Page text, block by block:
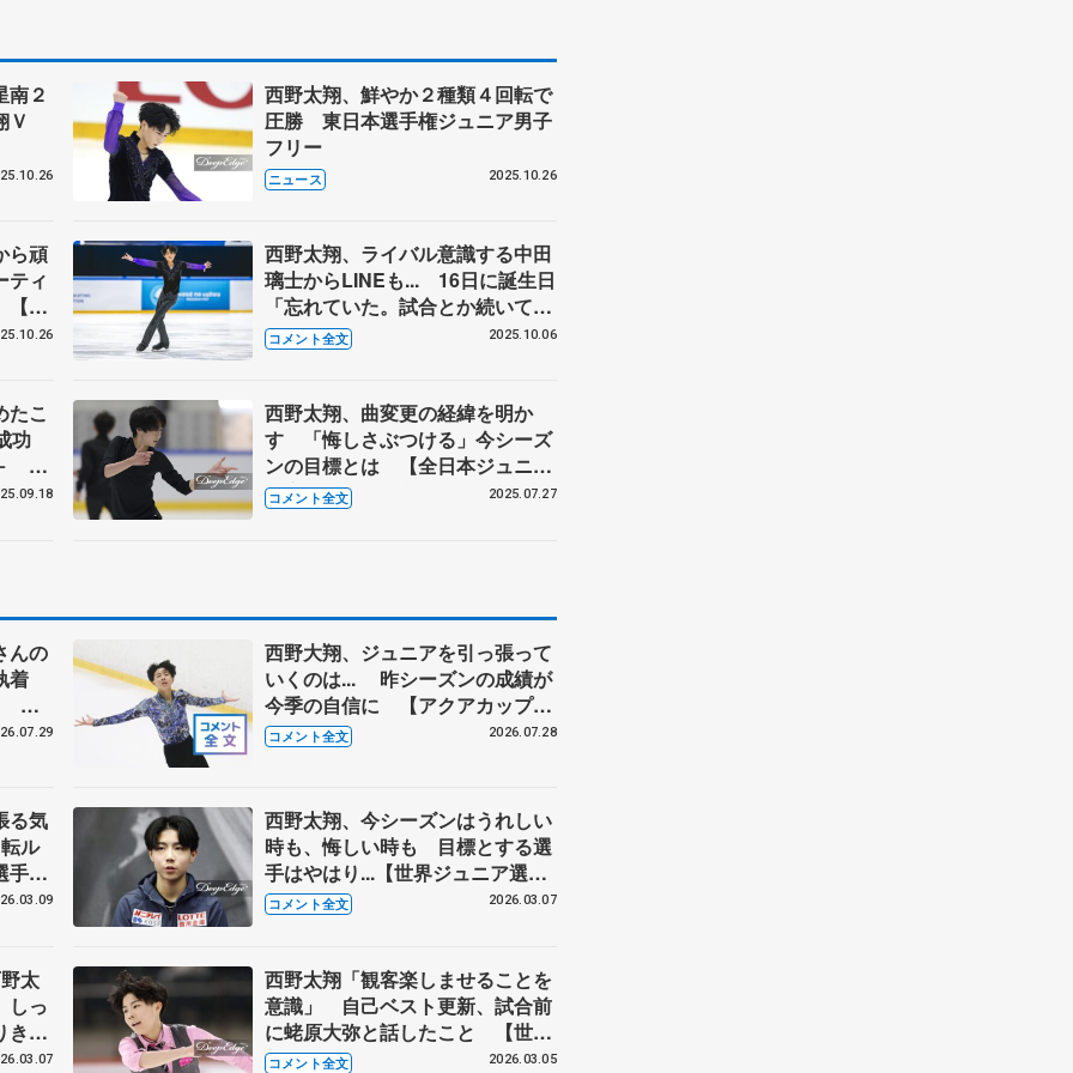
南２
Ｖ
西野太翔、鮮やか２種類４回転で
圧勝 東日本選手権ジュニア男子
フリー
ニュース 2025.10.26
ら頑
ティ
【東
リ
西野太翔、ライバル意識する中田
璃士からLINEも... 16日に誕生日
「忘れていた。試合とか続いてい
て」 【ジュニアGP第6戦ポーラ
ンド大会帰国】
コメント全文 2025.10.06
たこ
功
大会
西野太翔、曲変更の経緯を明か
す 「悔しさぶつける」今シーズ
ンの目標とは 【全日本ジュニア
合宿コメント全文】
コメント全文 2025.07.27
んの
着
フリ
西野大翔、ジュニアを引っ張って
いくのは... 昨シーズンの成績が
今季の自信に 【アクアカップジ
ュニア男子SP】
コメント全文 2026.07.28
る気
ル
手
西野太翔、今シーズンはうれしい
時も、悔しい時も 目標とする選
手はやはり...【世界ジュニア選手
権男子一夜明け】
コメント全文 2026.03.07
太
しっ
きれ
子フ
西野太翔「観客楽しませることを
意識」 自己ベスト更新、試合前
に蛯原大弥と話したこと 【世界
ジュニア選手権SP後】
コメント全文 2026.03.05